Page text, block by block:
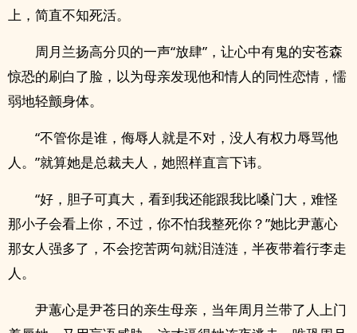
上，简直不知死活。
周月兰扬高分贝的一声“放肆”，让心中有鬼的安苍森
惊恐的刷白了脸，以为母亲发现他和情人的同性恋情，懦
弱地轻颤身体。
“不管你是谁，侮辱人就是不对，没人有权力辱骂他
人。”就算她是总裁夫人，她照样直言下讳。
“好，胆子可真大，看到我还能跟我比嗓门大，难怪
那小子会看上你，不过，你不怕我整死你？”她比尹蕙心
那女人强多了，不会挖苦两句就泪涟涟，半夜带着行李走
人。
尹蕙心是尹苍日的亲生母亲，当年周月兰带了人上门